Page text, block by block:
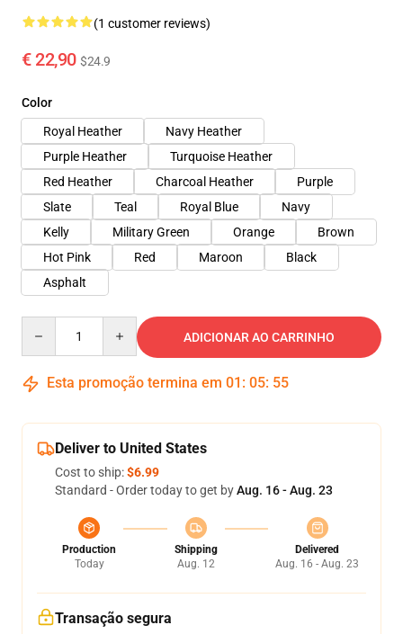
(1 customer reviews)
€ 22,90 $24.9
Color
Royal Heather
Navy Heather
Purple Heather
Turquoise Heather
Red Heather
Charcoal Heather
Purple
Slate
Teal Royal Blue
Navy
Kelly
Military Green Orange
Brown
Hot Pink
Red Maroon
Black
Asphalt
ADICIONAR AO CARRINHO
Esta promoção termina em 01 : 05: 55
Deliver to United States
Cost to ship:$6.99
Standard - Order today to get byAug. 16 - Aug. 23
Production
Today
Shipping
Aug. 12
Delivered
Aug. 16 - Aug. 23
Transação segura